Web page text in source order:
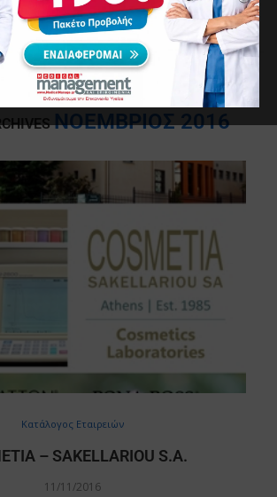
ΝΟΈΜΒΡΙΟΣ 2016
Κατάλογος Εταιρειών
– SAKELLARIOU S.A.
11/11/2016